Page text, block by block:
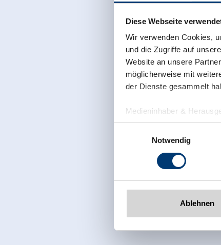
Diese Webseite
Wir verwenden Cookies,
und die Zugriffe auf
Website an unsere
möglicherweise mit
der Dienste gesammelt
Medieninhaber &
Zeller Bergbahnen
Rohr 23// A-6280 Zell am
www.zillertalarena.com
Notwendig
Ablehnen